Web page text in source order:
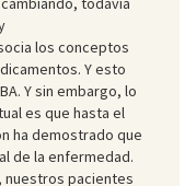
los conceptos
Y esto
Y sin embargo, lo
es que hasta el
ha demostrado que
de la enfermedad.
nuestros pacientes